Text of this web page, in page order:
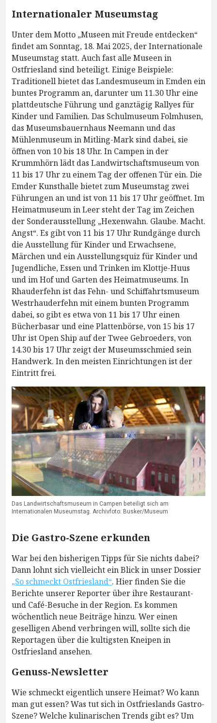
Internationaler Museumstag
Unter dem Motto „Museen mit Freude entdecken“
findet am Sonntag, 18. Mai 2025, der Internationale
Museumstag statt. Auch fast alle Museen in
Ostfriesland sind beteiligt. Einige Beispiele:
Traditionell bietet das Landesmuseum in Emden ein
buntes Programm an, darunter um 11.30 Uhr eine
plattdeutsche Führung und ganztägig Rallyes für
Kinder und Familien. Das Schulmuseum Folmhusen,
das Museumsbauernhaus Neemann und das
Mühlenmuseum in Mitling-Mark sind dabei, sie
öffnen von 10 bis 18 Uhr. In Campen in der
Krummhörn lädt das Landwirtschaftsmuseum von
11 bis 17 Uhr zu einem Tag der offenen Tür ein. Die
Emder Kunsthalle bietet zum Museumstag zwei
Führungen an und ist von 11 bis 17 Uhr geöffnet. Im
Heimatmuseum in Leer steht der Tag im Zeichen
der Sonderausstellung „Hexenwahn. Glaube. Macht.
Angst“. Es gibt von 11 bis 17 Uhr Rundgänge durch
die Ausstellung für Kinder und Erwachsene,
Märchen und ein Ausstellungsquiz für Kinder und
Jugendliche, Essen und Trinken im Klottje-Huus
und im Hof und Garten des Heimatmuseums. In
Rhauderfehn ist das Fehn- und Schiffahrtsmuseum
Westrhauderfehn mit einem bunten Programm
dabei, so gibt es etwa von 11 bis 17 Uhr einen
Bücherbasar und eine Plattenbörse, von 15 bis 17
Uhr ist Open Ship auf der Twee Gebroeders, von
14.30 bis 17 Uhr zeigt der Museumsschmied sein
Handwerk. In den meisten Einrichtungen ist der
Eintritt frei.
Das Landwirtschaftsmuseum in Campen beteiligt sich am
Internationalen Museumstag. Archivfoto: Busker/Museum
Die Gastro-Szene erkunden
War bei den bisherigen Tipps für Sie nichts dabei?
Dann lohnt sich vielleicht ein Blick in unser Dossier
„So schmeckt Ostfriesland“. Hier finden Sie die
Berichte unserer Reporter über ihre Restaurant-
und Café-Besuche in der Region. Es kommen
wöchentlich neue Beiträge hinzu. Wer einen
geselligen Abend verbringen will, sollte sich die
Reportagen über die kultigsten Kneipen in
Ostfriesland ansehen.
Genuss-Newsletter
Wie schmeckt eigentlich unsere Heimat? Wo kann
man gut essen? Was tut sich in Ostfrieslands Gastro-
Szene? Welche kulinarischen Trends gibt es? Um